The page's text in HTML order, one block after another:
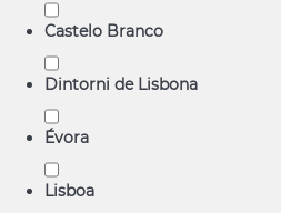
Castelo Branco
Dintorni de Lisbona
Évora
Lisboa